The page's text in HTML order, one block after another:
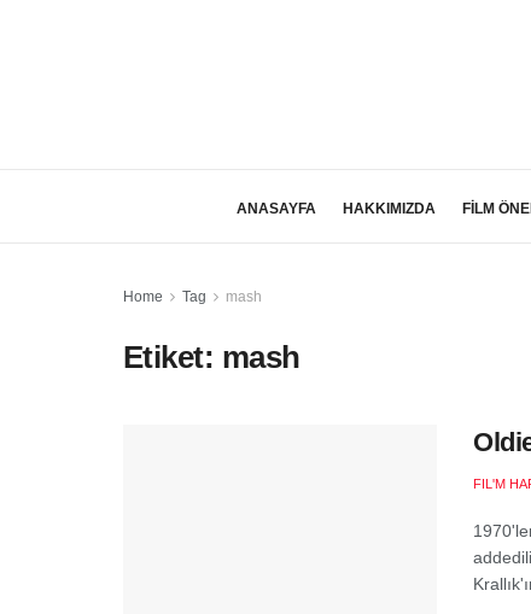
ANASAYFA HAKKIMIZDA FİLM
Home Tag mash
Etiket: mash
FIL'M